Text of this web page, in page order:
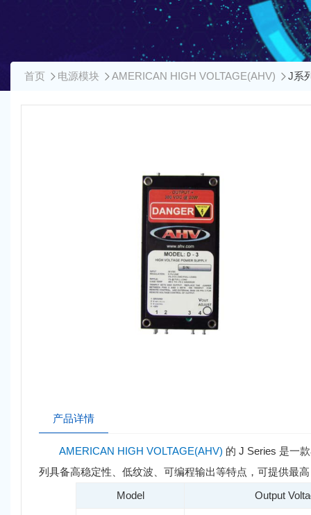
首页 电源模块 AMERICAN HIGH VOLTAGE(AHV) J系
产品详情
AMERICAN HIGH VOLTAGE(AHV) 的 J Series 是一
列具备高稳定性、低纹波、可编程输出等特点，可提供最
Model
Output